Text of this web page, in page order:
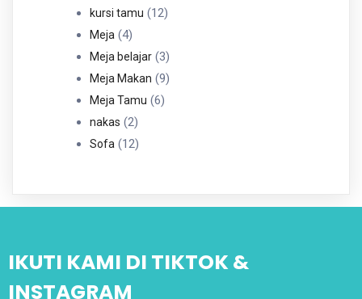
kursi tamu 1212
Meja 44
Produk
Meja belajar 33
Produk
Meja Makan 99
Meja Tamu 66
nakas 22
Produk
Sofa 1212
IKUTI KAMI DI TIKTOK &
INSTAGRAM